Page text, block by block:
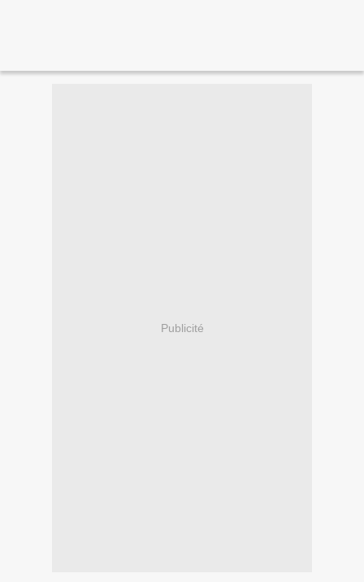
Publicité